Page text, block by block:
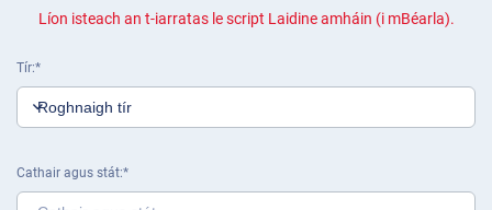
Líon isteach an t-iarratas le script Laidine amháin (i mBéarla).
Tír
Cathair agus stát